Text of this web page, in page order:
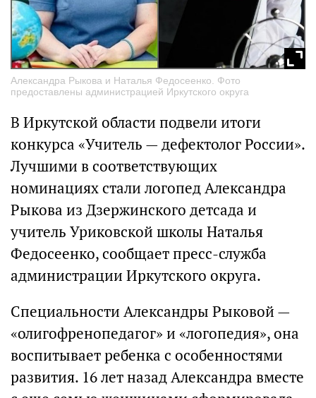
Александра Рыкова и Наталья Федосеенко. Фото
предоставлены администрацией Иркутского округа
В Иркутской области подвели итоги
конкурса «Учитель — дефектолог России».
Лучшими в соответствующих
номинациях стали логопед Александра
Рыкова из Дзержинского детсада и
учитель Уриковской школы Наталья
Федосеенко, сообщает пресс-служба
администрации Иркутского округа.
Специальности Александры Рыковой —
«олигофренопедагог» и «логопедия», она
воспитывает ребенка с особенностями
развития. 16 лет назад Александра вместе